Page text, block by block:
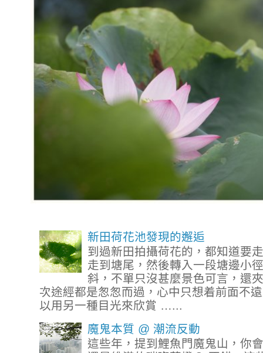
新田荷花池發現的邂逅
到過新田拍攝荷花的，都知道要
走到塘尾，然後轉入一段塘邊小
斜，不單只沒甚麼景色可言，還
次途經都是怱怱而過，心中只想着前面不
以用另一種目光來欣賞 …...
魔鬼本質 @ 潮流反動
這些年，提到鯉魚門魔鬼山，你